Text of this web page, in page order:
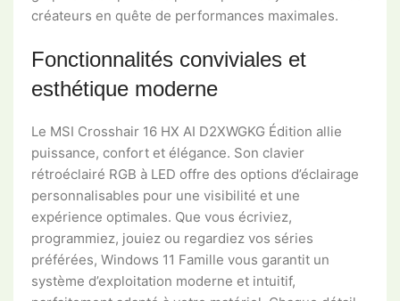
créateurs en quête de performances maximales.
Fonctionnalités conviviales et
esthétique moderne
Le MSI Crosshair 16 HX AI D2XWGKG Édition allie
puissance, confort et élégance. Son clavier
rétroéclairé RGB à LED offre des options d’éclairage
personnalisables pour une visibilité et une
expérience optimales. Que vous écriviez,
programmiez, jouiez ou regardiez vos séries
préférées, Windows 11 Famille vous garantit un
système d’exploitation moderne et intuitif,